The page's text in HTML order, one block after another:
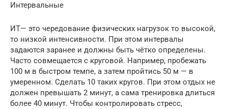
Интервальные
ИТ— это чередование физических нагрузок то высокой,
то низкой интенсивности. При этом интервалы
задаются заранее и должны быть чётко определены.
Часто совмещается с круговой. Например, пробежать
100 м в быстром темпе, а затем пройтись 50 м — в
умеренном. Сделать 10 таких кругов. При этом отдых не
должен превышать 2 минут, а сама тренировка длиться
более 40 минут. Чтобы контролировать стресс,